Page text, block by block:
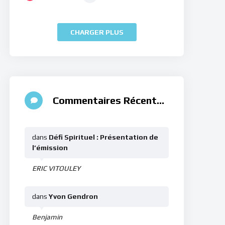
CHARGER PLUS
Commentaires Récents
ERIC VITOULEY
dans Défi Spirituel : Présentation de
l’émission
Benjamin
dansYvon Gendron